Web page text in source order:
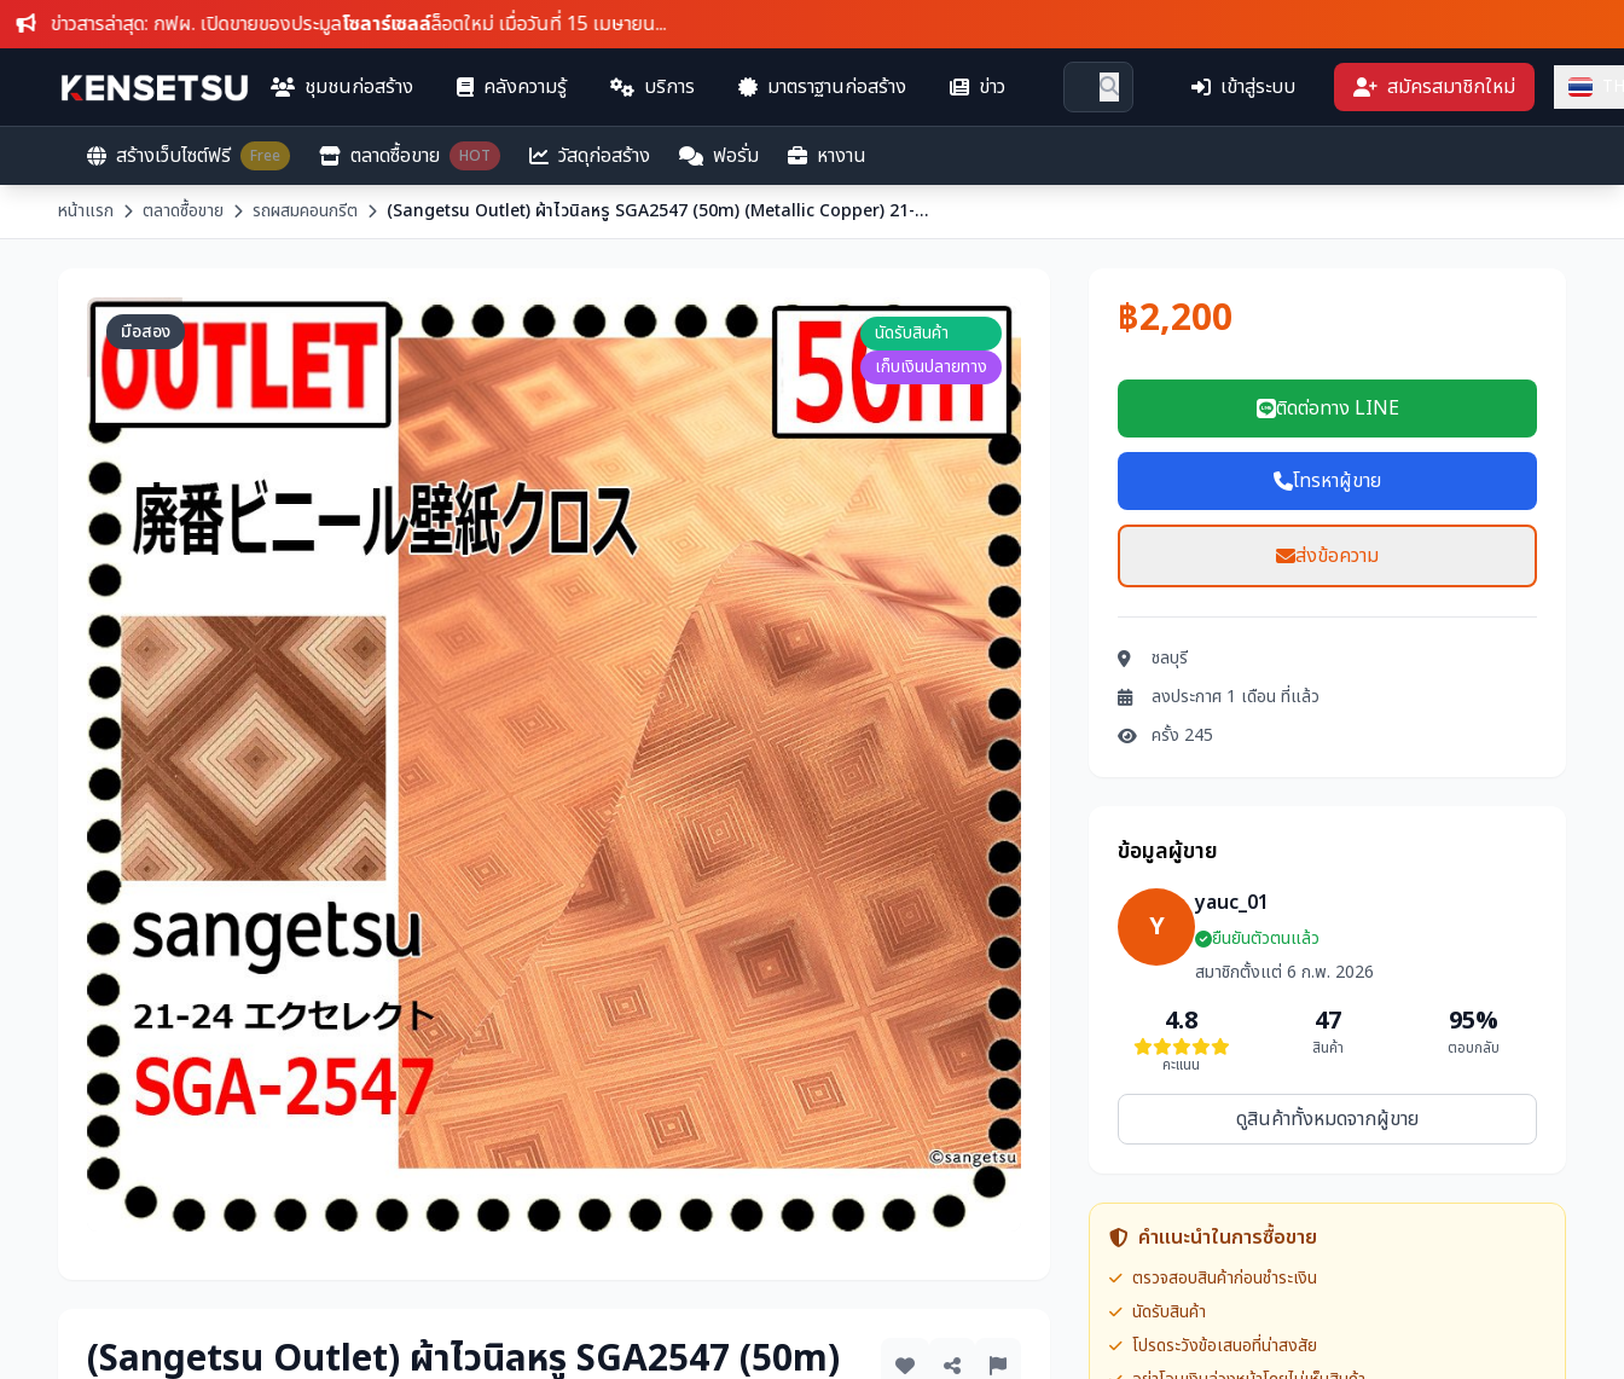
ข่าวสารล่าสุด: กฟผ. เปิดขายของประมูลโซลาร์เซลล์ล็อตใหม่ เมื่อวันที่ 15 เมษายน...
ชุมชนก่อสร้าง คลังความรู้ บริการ มาตราฐานก่อสร้าง ข่าว เข้าสู่ระบบ สมัครสมาชิกใหม่
สร้างเว็บไซต์ฟรี Free ตลาดซื้อขาย HOT วัสดุก่อสร้าง ฟอรั่ม หางาน
หน้าแรก ตลาดซื้อขาย รถผสมคอนกรีต (Sangetsu Outlet) ผ้าไวนิลหรู SGA2547 (50m) (Metallic Copper) 21-24 เลิศ
มือสอง
นัดรับสินค้า
เก็บเงินปลายทาง
(Sangetsu Outlet) ผ้าไวนิลหรู SGA2547 (50m)
฿2,200
ติดต่อทาง LINE
โทรหาผู้ขาย
ส่งข้อความ
ชลบุรี
ลงประกาศ 1 เดือน ที่แล้ว
ครั้ง 245
ข้อมูลผู้ขาย
Y
yauc_01
ยืนยันตัวตนแล้ว
สมาชิกตั้งแต่ 6 ก.พ. 2026
4.8
คะแนน
47
สินค้า
95%
ตอบกลับ
ดูสินค้าทั้งหมดจากผู้ขาย
คำแนะนำในการซื้อขาย
ตรวจสอบสินค้าก่อนชำระเงิน
นัดรับสินค้า
โปรดระวังข้อเสนอที่น่าสงสัย